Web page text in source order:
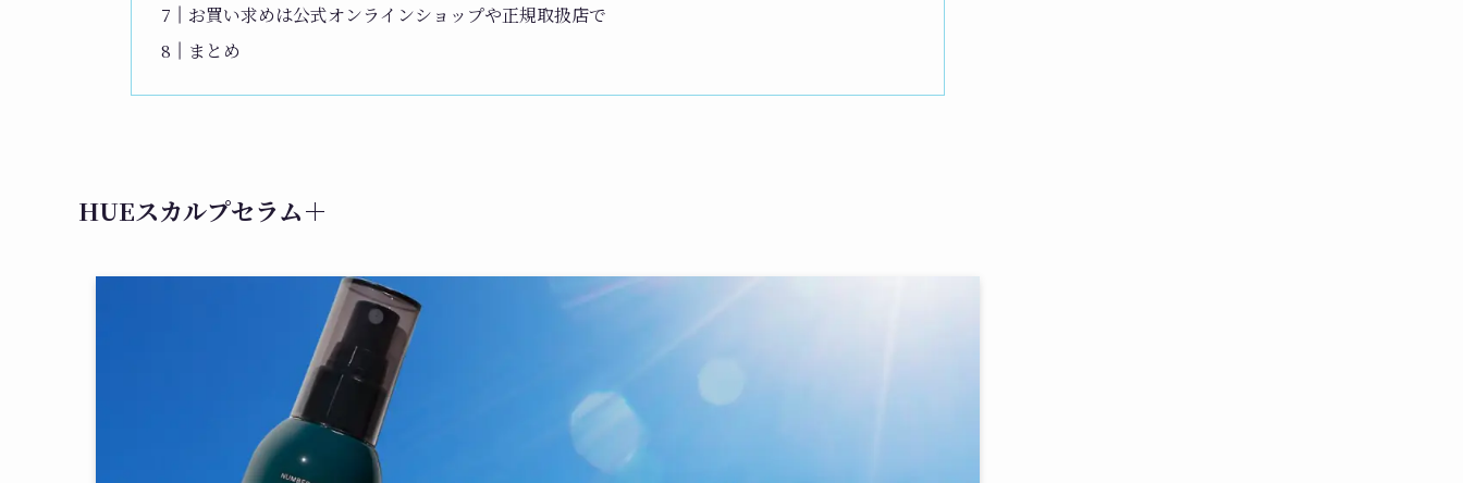
お買い求めは公式オンラインショップや正規取扱店で
まとめ
HUEスカルプセラム＋